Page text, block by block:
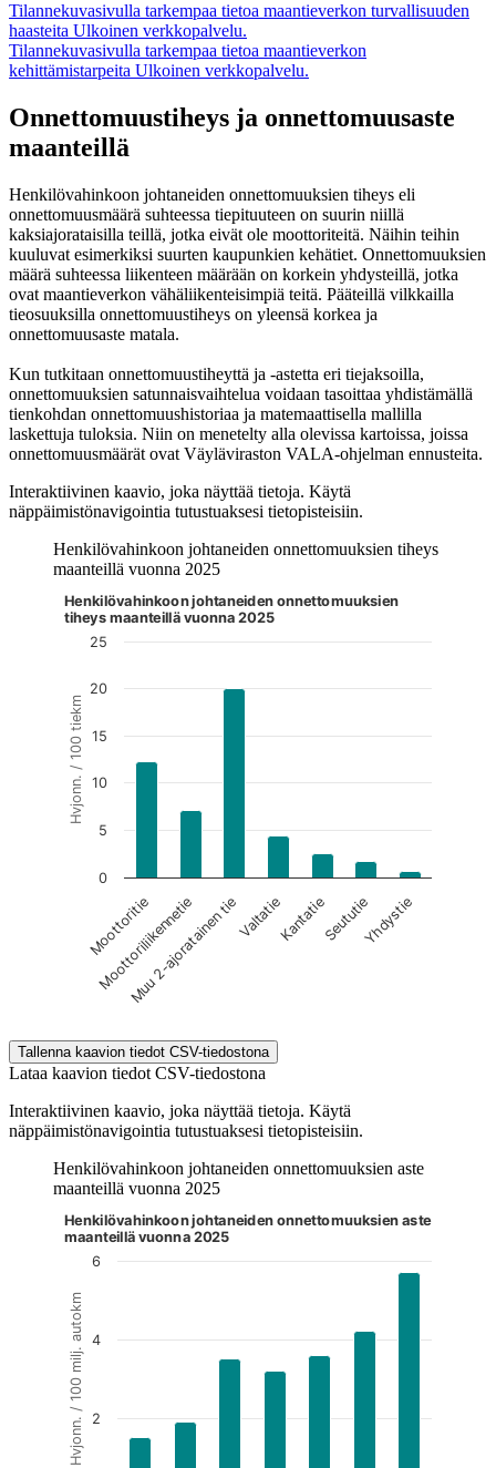
Tilannekuvasivulla tarkempaa tietoa maantieverkon turvallisuuden
haasteita Ulkoinen verkkopalvelu.
Tilannekuvasivulla tarkempaa tietoa maantieverkon
kehittämistarpeita Ulkoinen verkkopalvelu.
Onnettomuustiheys ja onnettomuusaste
maanteillä
Henkilövahinkoon johtaneiden onnettomuuksien tiheys eli
onnettomuusmäärä suhteessa tiepituuteen on suurin niillä
kaksiajorataisilla teillä, jotka eivät ole moottoriteitä. Näihin teihin
kuuluvat esimerkiksi suurten kaupunkien kehätiet. Onnettomuuksien
määrä suhteessa liikenteen määrään on korkein yhdysteillä, jotka
ovat maantieverkon vähäliikenteisimpiä teitä. Pääteillä vilkkailla
tieosuuksilla onnettomuustiheys on yleensä korkea ja
onnettomuusaste matala.
Kun tutkitaan onnettomuustiheyttä ja -astetta eri tiejaksoilla,
onnettomuuksien satunnaisvaihtelua voidaan tasoittaa yhdistämällä
tienkohdan onnettomuushistoriaa ja matemaattisella mallilla
laskettuja tuloksia. Niin on menetelty alla olevissa kartoissa, joissa
onnettomuusmäärät ovat Väyläviraston VALA-ohjelman ennusteita.
Interaktiivinen kaavio, joka näyttää tietoja. Käytä
näppäimistönavigointia tutustuaksesi tietopisteisiin.
Henkilövahinkoon johtaneiden onnettomuuksien tiheys
maanteillä vuonna 2025
Kuvaaja on interaktiivinen. Siirry kuvaajaan sarkaimella ja
Hvjonn. / 100 tiekm
Henkilövahinkoon johtaneiden onnettomuuksien
tiheys maanteillä vuonna 2025
Moottoritie
Moottoriliikennetie
Muu 2-ajoratainen tieValtatieKantatieSeututieYhdystie
0
5
10
15
20
25
Tallenna kaavion tiedot CSV-tiedostona
Lataa kaavion tiedot CSV-tiedostona
Interaktiivinen kaavio, joka näyttää tietoja. Käytä
näppäimistönavigointia tutustuaksesi tietopisteisiin.
Henkilövahinkoon johtaneiden onnettomuuksien aste
maanteillä vuonna 2025
Kuvaaja on interaktiivinen. Siirry kuvaajaan sarkaimella ja
Hvjonn. / 100 milj. autokm
Henkilövahinkoon johtaneiden onnettomuuksien aste
maanteillä vuonna 2025
2
4
6